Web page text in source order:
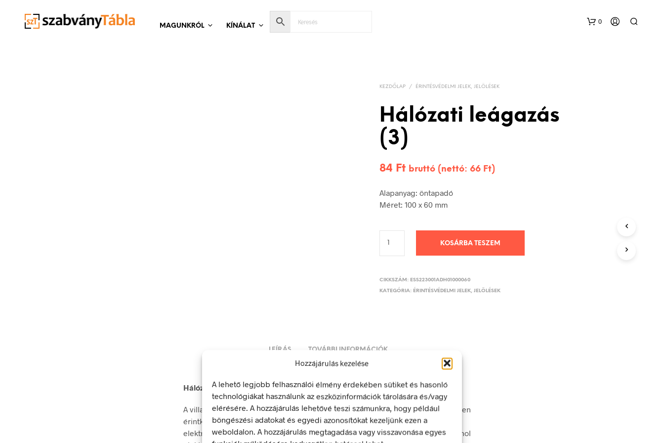
Hozzájárulás kezelése
A lehető legjobb felhasználói élmény érdekében sütiket és hasonló
technológiákat használunk az eszközinformációk tárolására és/vagy
elérésére. A hozzájárulás lehetővé teszi számunkra, hogy például
böngészési adatokat és egyedi azonosítókat kezeljünk ezen a
weboldalon. A hozzájárulás megtagadása vagy visszavonása egyes
MAGUNKRÓL KÍNÁLAT
0
KEZDŐLAP / ÉRINTÉSVÉDELMI JELEK, JELÖLÉSEK
Hálózati leágazás
(3)
84 Ft bruttó (nettó: 66 Ft)
Alapanyag: öntapadó
Méret: 100 x 60 mm
KOSÁRBA TESZEM
CIKKSZÁM: ESS223001ADH01000060
KATEGÓRIA: ÉRINTÉSVÉDELMI JELEK, JELÖLÉSEK
LEÍRÁS TOVÁBBI INFORMÁCIÓK
Hálózati leágazás (3)
A villamos energia bármely modern létesítmény létfontosságú része, de a véletlen
érintkezés halálos következményekkel járhat. Éppen ezért fontos, hogy az
elektromos biztonsági jelölések minden olyan helyen kihelyezésre kerüljenek ahol